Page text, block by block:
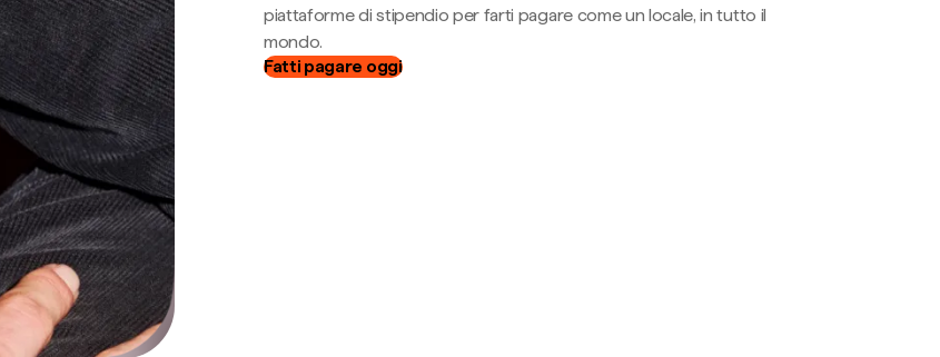
piattaforme di stipendio per farti pagare come un locale, in tutto il
mondo.
Fatti pagare oggi